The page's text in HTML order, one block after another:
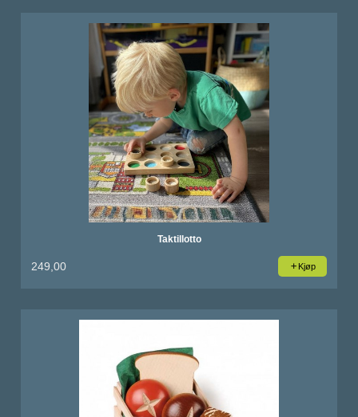
Taktillotto
249,00 Kjøp